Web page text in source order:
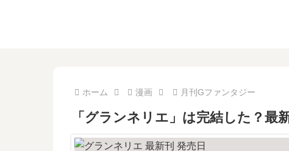
ホーム 漫画 月刊Gファンタジー
「グランネリエ」は完結した？最